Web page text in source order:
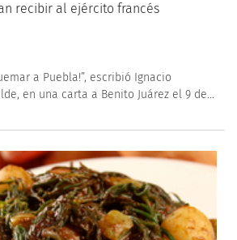
recibir al ejército francés
a Puebla!”, escribió Ignacio
en una carta a Benito Juárez el 9 de...